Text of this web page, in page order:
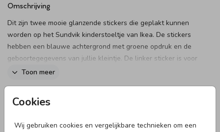
Cookies
Wij gebruiken cookies en vergelijkbare technieken om een
Omschrijving
Dit zijn twee mooie glanzende stickers die geplakt kunnen
worden op het Sundvik kinderstoeltje van Ikea. De stickers
hebben een blauwe achtergrond met groene opdruk en de
geboortegegevens van jullie kleintje. De linker sticker is voor
het zitvlak en de rechter sticker is voor de rugleuning. De
Toon meer
Designer